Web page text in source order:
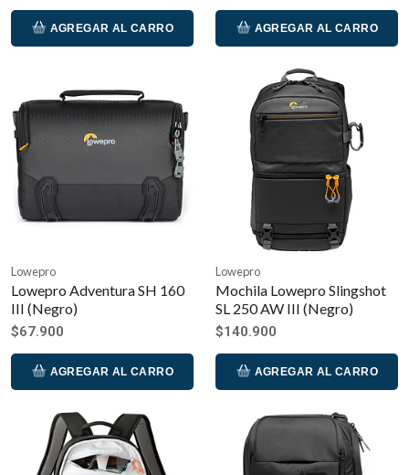
AGREGAR AL CARRO AGREGAR AL CARRO
Lowepro
Lowepro Adventura SH 160
III (Negro)
$67.900
AGREGAR AL CARRO
Lowepro
Mochila Lowepro Slingshot
SL 250 AW III (Negro)
$140.900
AGREGAR AL CARRO